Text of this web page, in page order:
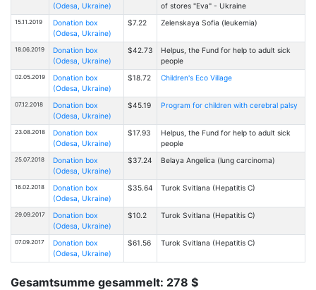
(Odesa, Ukraine)
of stores "Eva" - Ukraine
15.11.2019
Donation box
(Odesa, Ukraine)
$7.22 Zelenskaya Sofia (leukemia)
18.06.2019
Donation box
(Odesa, Ukraine)
$42.73
Helpus, the Fund for help to adult sick
people
02.05.2019
Donation box
(Odesa, Ukraine)
$18.72 Children's Eco Village
07.12.2018
Donation box
(Odesa, Ukraine)
$45.19 Program for children with cerebral palsy
23.08.2018
Donation box
(Odesa, Ukraine)
$17.93
Helpus, the Fund for help to adult sick
people
25.07.2018
Donation box
(Odesa, Ukraine)
$37.24 Belaya Angelica (lung carcinoma)
16.02.2018
Donation box
(Odesa, Ukraine)
$35.64 Turоk Svitlana (Hepatitis C)
29.09.2017
Donation box
(Odesa, Ukraine)
$10.2 Turоk Svitlana (Hepatitis C)
07.09.2017
Donation box
(Odesa, Ukraine)
$61.56 Turоk Svitlana (Hepatitis C)
Gesamtsumme gesammelt: 278 $